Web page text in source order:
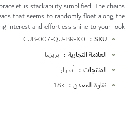
is stackability simplified. The chains
that seems to randomly float along the
interest and effortless shine to your look.
المزيد
المعلومات
SKU
CUB-007-QU-BR-X.0
العلامة التجارية
بريزما
المنتجات
أسوار
نقاوة المعدن
18k